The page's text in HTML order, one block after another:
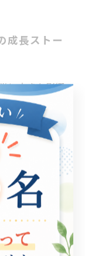
成長ストー
に大きな影響
合う中で得ら
重要なスキル
る気や戦略的
実際に、数々
管理や自己分析
就職活動や職
らに、国際大会
ヤーと交流で
す。こうした